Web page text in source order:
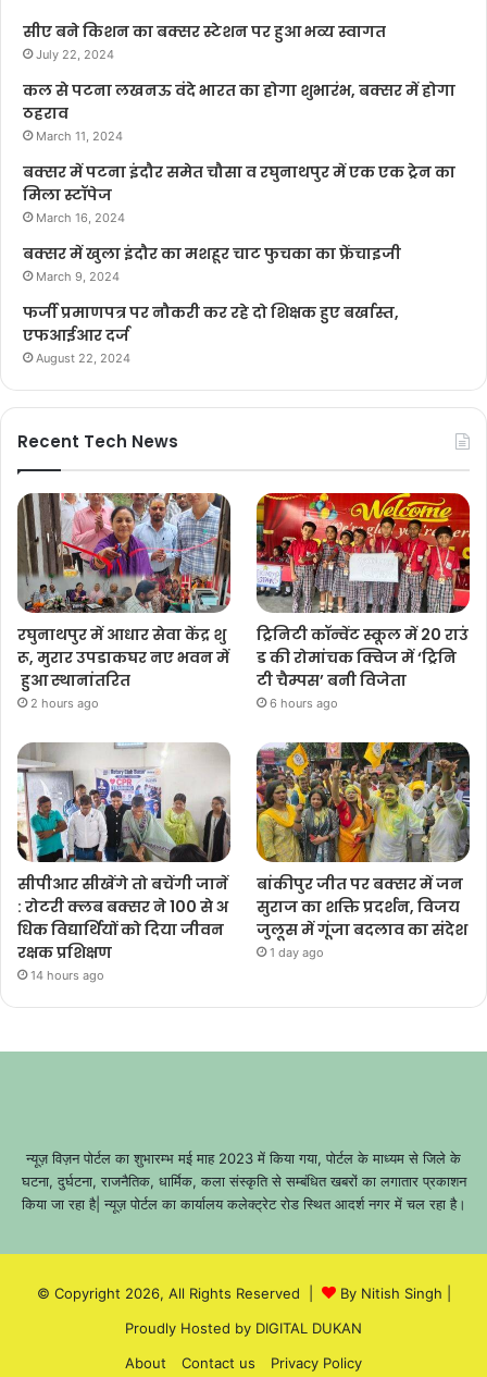
सीए बने किशन का बक्सर स्टेशन पर हुआ भव्य स्वागत
July 22, 2024
कल से पटना लखनऊ वंदे भारत का होगा शुभारंभ, बक्सर में होगा
ठहराव
March 11, 2024
बक्सर में पटना इंदौर समेत चौसा व रघुनाथपुर में एक एक ट्रेन का
मिला स्टॉपेज
March 16, 2024
बक्सर में खुला इंदौर का मशहूर चाट फुचका का फ्रेंचाइजी
March 9, 2024
फर्जी प्रमाणपत्र पर नौकरी कर रहे दो शिक्षक हुए बर्खास्त,
एफआईआर दर्ज
August 22, 2024
Recent Tech News
रघुनाथपुर में आधार सेवा केंद्र शु
रू, मुरार उपडाकघर नए भवन में
हुआ स्थानांतरित
2 hours ago
ट्रिनिटी कॉन्वेंट स्कूल में 20 राउं
ड की रोमांचक क्विज में ‘ट्रिनि
टी चैम्पस’ बनी विजेता
6 hours ago
सीपीआर सीखेंगे तो बचेंगी जानें
: रोटरी क्लब बक्सर ने 100 से अ
धिक विद्यार्थियों को दिया जीवन
रक्षक प्रशिक्षण
14 hours ago
बांकीपुर जीत पर बक्सर में जन
सुराज का शक्ति प्रदर्शन, विजय
जुलूस में गूंजा बदलाव का संदेश
1 day ago
न्यूज़ विज़न पोर्टल का शुभारम्भ मई माह 2023 में किया गया, पोर्टल के माध्यम से जिले के
घटना, दुर्घटना, राजनैतिक, धार्मिक, कला संस्कृति से सम्बंधित खबरों का लगातार प्रकाशन
किया जा रहा है| न्यूज़ पोर्टल का कार्यालय कलेक्ट्रेट रोड स्थित आदर्श नगर में चल रहा है।
© Copyright 2026, All Rights Reserved | By Nitish Singh
Proudly Hosted by DIGITAL DUKAN
About
Contact us Privacy Policy